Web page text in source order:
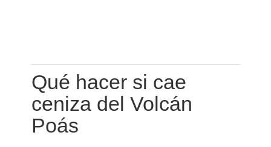
Qué hacer si cae
ceniza del Volcán
Poás